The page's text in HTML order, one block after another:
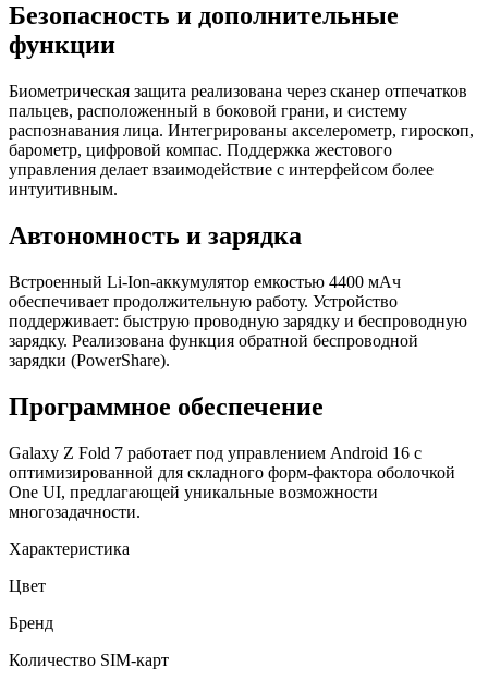
Безопасность и дополнительные
функции
Биометрическая защита реализована через сканер отпечатков
пальцев, расположенный в боковой грани, и систему
распознавания лица. Интегрированы акселерометр, гироскоп,
барометр, цифровой компас. Поддержка жестового
управления делает взаимодействие с интерфейсом более
интуитивным.
Автономность и зарядка
Встроенный Li-Ion-аккумулятор емкостью 4400 мАч
обеспечивает продолжительную работу. Устройство
поддерживает: быструю проводную зарядку и беспроводную
зарядку. Реализована функция обратной беспроводной
зарядки (PowerShare).
Программное обеспечение
Galaxy Z Fold 7 работает под управлением Android 16 с
оптимизированной для складного форм-фактора оболочкой
One UI, предлагающей уникальные возможности
многозадачности.
Характеристика
Цвет
Бренд
Количество SIM-карт